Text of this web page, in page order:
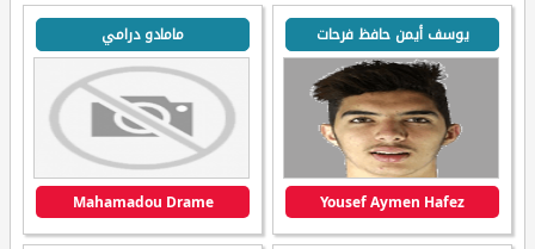
يوسف أيمن حافظ فرحات
Yousef Aymen Hafez
مامادو درامي
Mahamadou Drame